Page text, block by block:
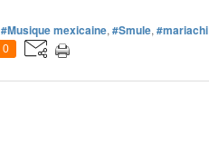
#Musique mexicaine, #Smule, #mariachi
0